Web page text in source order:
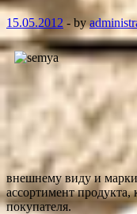
15.05.2012 -by
внешнему виду и
ассортимент
покупателя.